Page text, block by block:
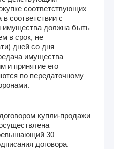
соответствующих
соответствии с
имущества должна быть
в срок, не
дней со дня
имущества
и принятие его
по передаточному
купли-продажи
30
договора.